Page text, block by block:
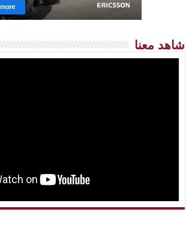
شاهد معنا